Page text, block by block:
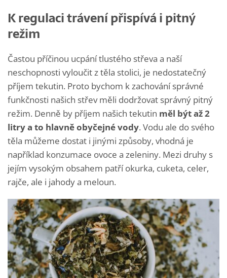
K regulaci trávení přispívá i pitný
režim
Častou příčinou ucpání tlustého střeva a naší
neschopnosti vyloučit z těla stolici, je nedostatečný
příjem tekutin. Proto bychom k zachování správné
funkčnosti našich střev měli dodržovat správný pitný
režim. Denně by příjem našich tekutin měl být až 2
litry a to hlavně obyčejné vody. Vodu ale do svého
těla můžeme dostat i jinými způsoby, vhodná je
například konzumace ovoce a zeleniny. Mezi druhy s
jejím vysokým obsahem patří okurka, cuketa, celer,
rajče, ale i jahody a meloun.